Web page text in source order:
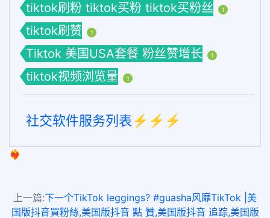
tiktok刷粉 tiktok买粉 tiktok买粉丝 1
tiktok刷赞 1
Tiktok 美国USA套餐 粉丝赞增长 1
tiktok视频浏览量 1
社交软件服务列表⚡️⚡️⚡️
❤️‍🔥
上一篇:下一个TikTok leggings? #guasha风靡TikTok |美
国版抖音買粉絲,美国版抖音 點 贊,美国版抖音 追踪,美国版